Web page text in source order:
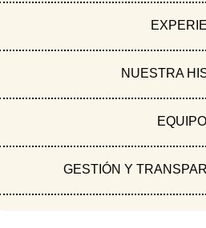
NUESTRA
GESTIÓN Y
de políticas
y los organismos
Fundación Mujer y Futuro es la